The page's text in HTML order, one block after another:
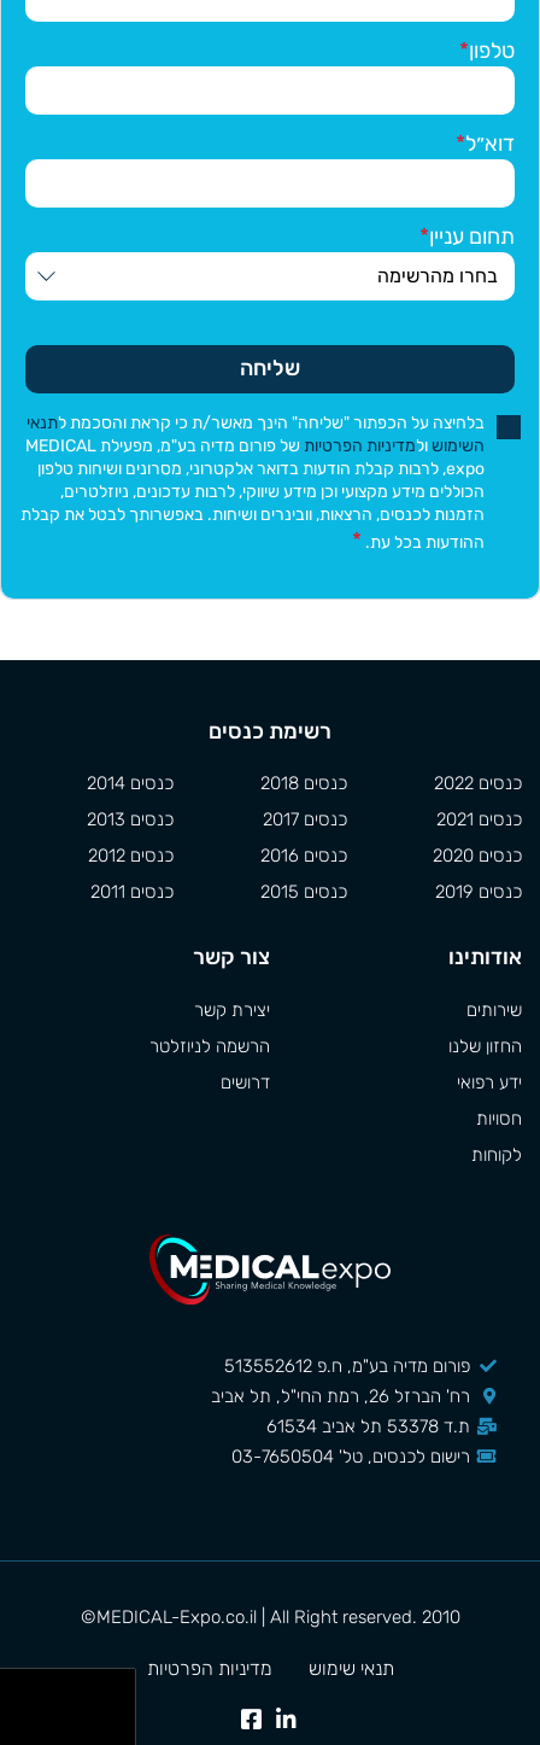
טלפון
דוא״ל
תחום עניין
שליחה
בלחיצה על הכפתור "שליחה" הינך מאשר/ת כי קראת והסכמת לתנאי
השימושולמדיניות הפרטיות
של פורום מדיה בע"מ, מפעילת MEDICAL
expo, לרבות קבלת הודעות בדואר אלקטרוני, מסרונים ושיחות טלפון
הכוללים מידע מקצועי וכן מידע שיווקי, לרבות עדכונים, ניוזלטרים,
הזמנות לכנסים, הרצאות, וובינרים ושיחות. באפשרותך לבטל את קבלת
ההודעות בכל עת.
פורום מדיה בע"מ, ח.פ 513552612
רח' הברזל 26, רמת החי"ל, תל אביב
ת.ד 53378 תל אביב 61534
רישום לכנסים, טל' 03-7650504
רשימת כנסים
כנסים 2022
כנסים 2021
כנסים 2020
כנסים 2019
כנסים 2018
כנסים 2017
כנסים 2016
כנסים 2015
כנסים 2014
כנסים 2013
כנסים 2012
כנסים 2011
אודותינו
שירותים
החזון שלנו
ידע רפואי
חסויות
לקוחות
צור קשר
יצירת קשר
הרשמה לניוזלטר
דרושים
MEDICAL-Expo.co.il | All Right reserved. 2010©
תנאי שימוש מדיניות הפרטיות